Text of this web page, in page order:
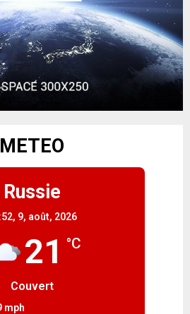
METEO
Russie
9, août, 2026
21 °C
Couvert
mph